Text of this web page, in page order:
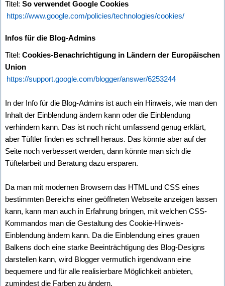
Titel: So verwendet Google Cookies
https://www.google.com/policies/technologies/cookies/
Infos für die Blog-Admins
Titel: Cookies-Benachrichtigung in Ländern der Europäischen
Union
https://support.google.com/blogger/answer/6253244
In der Info für die Blog-Admins ist auch ein Hinweis, wie man den
Inhalt der Einblendung ändern kann oder die Einblendung
verhindern kann. Das ist noch nicht umfassend genug erklärt,
aber Tüftler finden es schnell heraus. Das könnte aber auf der
Seite noch verbessert werden, dann könnte man sich die
Tüftelarbeit und Beratung dazu ersparen.
Da man mit modernen Browsern das HTML und CSS eines
bestimmten Bereichs einer geöffneten Webseite anzeigen lassen
kann, kann man auch in Erfahrung bringen, mit welchen CSS-
Kommandos man die Gestaltung des Cookie-Hinweis-
Einblendung ändern kann. Da die Einblendung eines grauen
Balkens doch eine starke Beeinträchtigung des Blog-Designs
darstellen kann, wird Blogger vermutlich irgendwann eine
bequemere und für alle realisierbare Möglichkeit anbieten,
zumindest die Farben zu ändern.